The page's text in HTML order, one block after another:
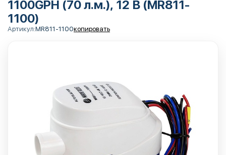
1100GPH (70 л.м.), 12 В (MR811-
1100)
Артикул:MR811-1100копировать